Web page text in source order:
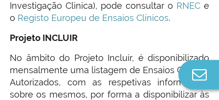
Investigação Clinica), pode consultar o RNEC e
o Registo Europeu de Ensaios Clínicos.
Projeto INCLUIR
No âmbito do Projeto Incluir, é disponibilizado
mensalmente uma listagem de Ensaios Clínicos
Autorizados, com as respetivas informações
sobre os mesmos, por forma a disponibilizar às